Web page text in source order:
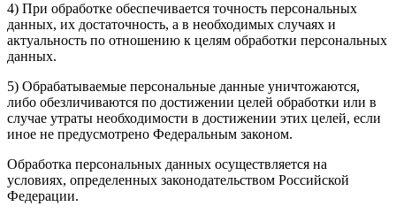
4) При обработке обеспечивается точность персональных
данных, их достаточность, а в необходимых случаях и
актуальность по отношению к целям обработки персональных
данных.
5) Обрабатываемые персональные данные уничтожаются,
либо обезличиваются по достижении целей обработки или в
случае утраты необходимости в достижении этих целей, если
иное не предусмотрено Федеральным законом.
Обработка персональных данных осуществляется на
условиях, определенных законодательством Российской
Федерации.